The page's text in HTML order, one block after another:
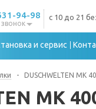
94-98
звонок
с 10 до 21
и сервис
- DUSCHWELTEN МК
МК